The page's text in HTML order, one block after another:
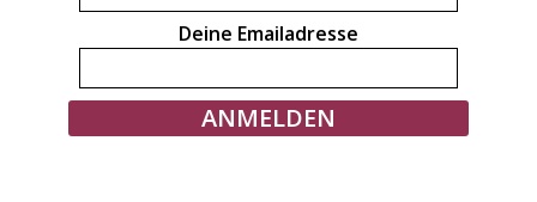
Deine Emailadresse